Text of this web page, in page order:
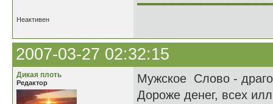
Неактивен
2007-03-27 02:32:15
Дикая плоть
Редактор
Мужское Слово -
Дороже денег, всех